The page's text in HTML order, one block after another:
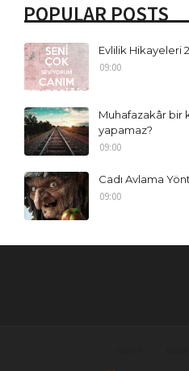
POPULAR POSTS
Evlilik Hikayeleri
09:00
Muhafazakâr bir
yapamaz?
09:00
Cadı Avlama
09:00